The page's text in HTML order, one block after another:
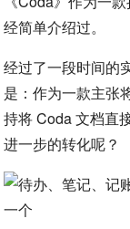
经简单介绍过。
经过了一段时间的
是：作为一款主张
持将 Coda 文档直
进一步的转化呢？